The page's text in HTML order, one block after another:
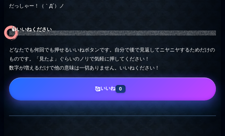
だっしゃー！（｀Д´）ノ
👍️いいねください
どなたでも何回でも押せるいいねボタンです。自分で後で見返してニヤニヤするためだけの
ものです。「見たよ」ぐらいのノリで気軽に押してください！
数字が増えるだけで他の意味は一切ありません。いいねください！
🥰いいね 0